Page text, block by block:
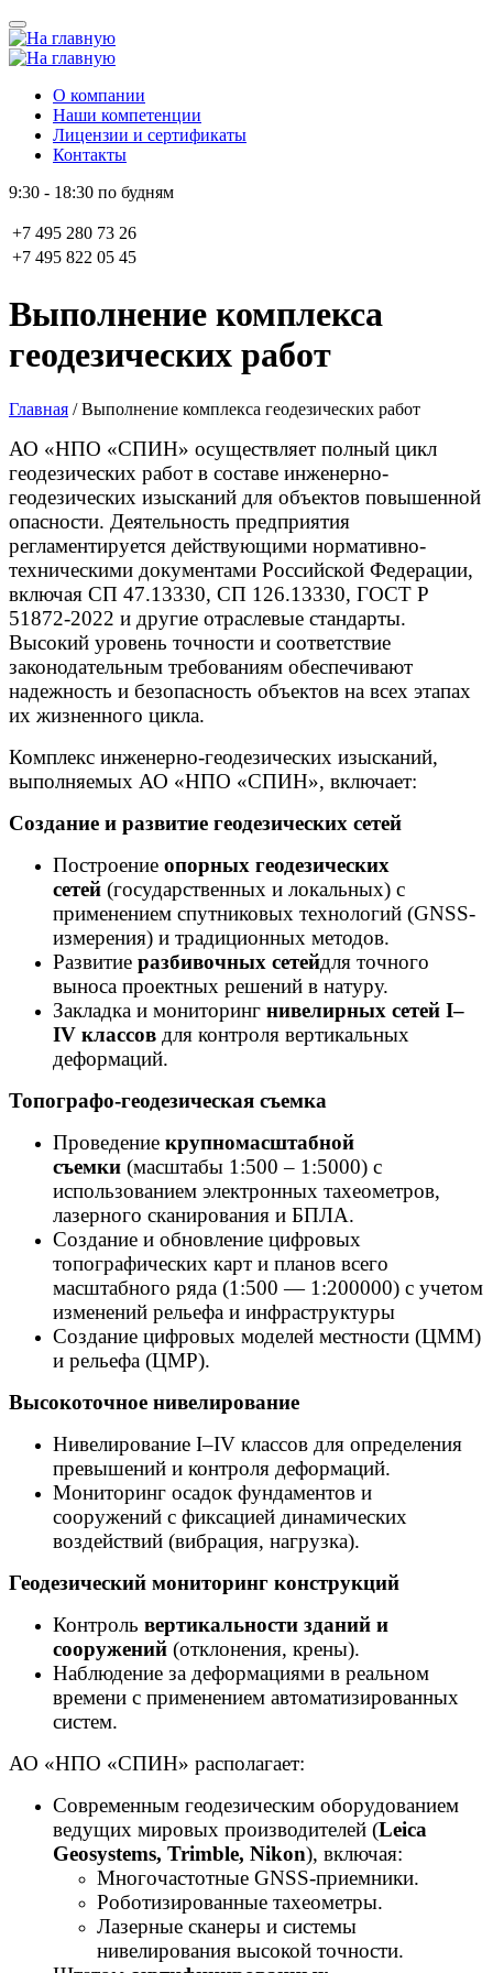
О компании
Наши компетенции
Лицензии и сертификаты
Контакты
9:30 - 18:30 по будням
+7 495 280 73 26
+7 495 822 05 45
Выполнение комплекса
геодезических работ
Главная /Выполнение комплекса геодезических работ
АО «НПО «СПИН» осуществляет полный цикл
геодезических работ в составе инженерно-
геодезических изысканий для объектов повышенной
опасности. Деятельность предприятия
регламентируется действующими нормативно-
техническими документами Российской Федерации,
включая СП 47.13330, СП 126.13330, ГОСТ Р
51872-2022 и другие отраслевые стандарты.
Высокий уровень точности и соответствие
законодательным требованиям обеспечивают
надежность и безопасность объектов на всех этапах
их жизненного цикла.
Комплекс инженерно-геодезических изысканий,
выполняемых АО «НПО «СПИН», включает:
Создание и развитие геодезических сетей
Построение опорных геодезических
сетей (государственных и локальных) с
применением спутниковых технологий (GNSS-
измерения) и традиционных методов.
Развитие разбивочных сетейдля точного
выноса проектных решений в натуру.
Закладка и мониторинг нивелирных сетей I–
IV классов для контроля вертикальных
деформаций.
Топографо-геодезическая съемка
Проведение крупномасштабной
съемки (масштабы 1:500 – 1:5000) с
использованием электронных тахеометров,
лазерного сканирования и БПЛА.
Создание и обновление цифровых
топографических карт и планов всего
масштабного ряда (1:500 — 1:200000) с учетом
изменений рельефа и инфраструктуры
Создание цифровых моделей местности (ЦММ)
и рельефа (ЦМР).
Высокоточное нивелирование
Нивелирование I–IV классов для определения
превышений и контроля деформаций.
Мониторинг осадок фундаментов и
сооружений с фиксацией динамических
воздействий (вибрация, нагрузка).
Геодезический мониторинг конструкций
Контроль вертикальности зданий и
сооружений (отклонения, крены).
Наблюдение за деформациями в реальном
времени с применением автоматизированных
систем.
АО «НПО «СПИН» располагает:
Современным геодезическим оборудованием
ведущих мировых производителей (Leica
Geosystems, Trimble, Nikon), включая:
Многочастотные GNSS-приемники.
Роботизированные тахеометры.
Лазерные сканеры и системы
нивелирования высокой точности.